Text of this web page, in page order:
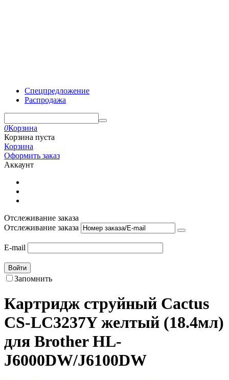
Спецпредложение
Распродажа
0Корзина
Корзина пуста
Корзина
Оформить заказ
Аккаунт
Отслеживание заказа
Отслеживание заказа
E-mail
Войти
Запомнить
Картридж струйный Cactus
CS-LC3237Y желтый (18.4мл)
для Brother HL-
J6000DW/J6100DW